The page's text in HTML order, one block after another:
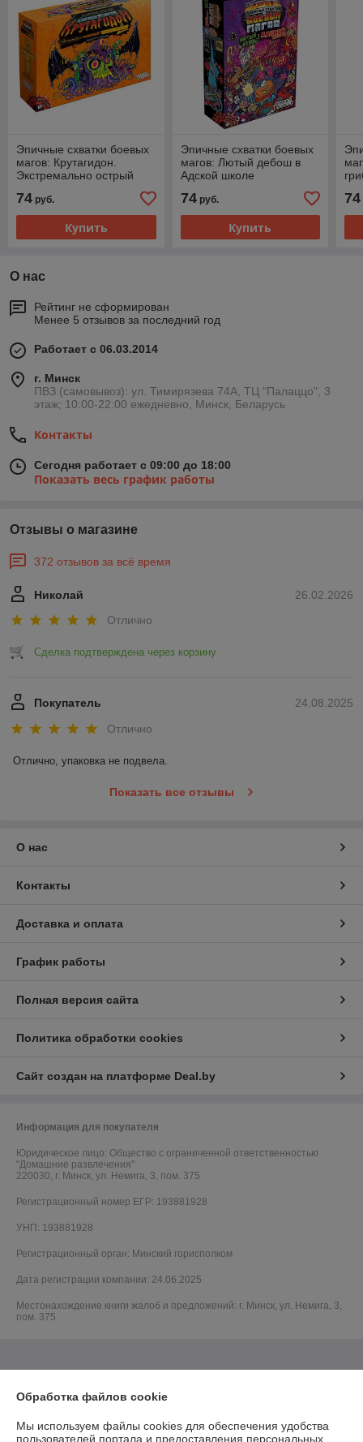
Эпичные схватки боевых
магов: Крутагидон.
Экстремально острый
74 руб.
Купить
Эпичные схватки боевых
магов: Лютый дебош в
Адской школе
74руб.
Купить
74
О нас
Рейтинг не сформирован
Менее 5 отзывов за последний год
Работает с 06.03.2014
г. Минск
ПВЗ (самовывоз): ул. Тимирязева 74A, ТЦ "Палаццо", 3
этаж; 10:00-22:00 ежедневно, Минск, Беларусь
Контакты
Сегодня работает с 09:00 до 18:00
Показать весь график работы
Отзывы о магазине
372 отзывов за всё время
26.02.2026
Николай
Отлично
Сделка подтверждена через корзину
24.08.2025
Покупатель
Отлично
Отлично, упаковка не подвела.
Показать все отзывы
О нас
Контакты
Доставка и оплата
График работы
Полная версия сайта
Политика обработки cookies
Сайт создан на платформе Deal.by
Информация для покупателя
Юридическое лицо: Общество с ограниченной ответственностью
"Домашние развлечения"
220030, г. Минск, ул. Немига, 3, пом. 375
Регистрационный номер ЕГР: 193881928
УНП: 193881928
Регистрационный орган: Минский горисполком
Дата регистрации компании: 24.06.2025
Местонахождение книги жалоб и предложений: г. Минск, ул. Немига, 3,
пом. 375
Обработка файлов cookie
Мы используем файлы cookies для обеспечения удобства
пользователей портала и предоставления персональных